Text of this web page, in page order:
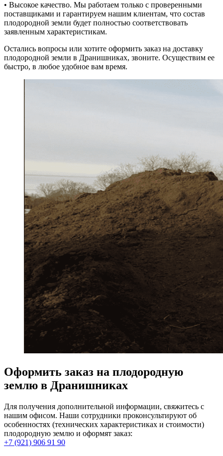
• Высокое качество. Мы работаем только с проверенными
поставщиками и гарантируем нашим клиентам, что состав
плодородной земли будет полностью соответствовать
заявленным характеристикам.
Остались вопросы или хотите оформить заказ на доставку
плодородной земли в Дранишниках, звоните. Осуществим ее
быстро, в любое удобное вам время.
Оформить заказ на плодородную
землю в Дранишниках
Для получения дополнительной информации, свяжитесь с
нашим офисом. Наши сотрудники проконсультируют об
особенностях (технических характеристиках и стоимости)
плодородную землю и оформят заказ:
+7 (921) 906 91 90